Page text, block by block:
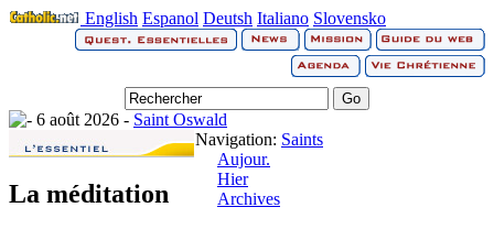
English Espanol Deutsh Italiano Slovensko
6 août 2026 - Saint Oswald
La méditation
Navigation: Saints
Aujour.
Hier
Archives